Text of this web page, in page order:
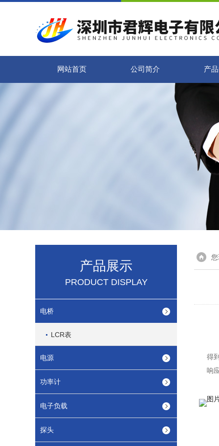
网站首页 公司简介 产
产品展示
PRODUCT DISPLAY
电桥
LCR表
电源
功率计
电子负载
探头
得
响